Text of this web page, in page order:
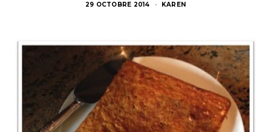
29 OCTOBRE 2014 KAREN